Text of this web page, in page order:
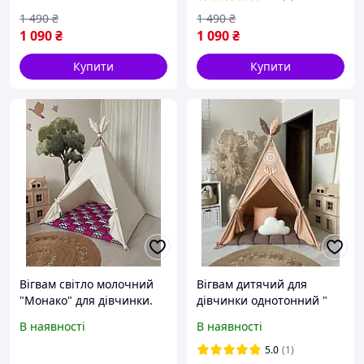
дитячий, аксесуари
бірюзовий.
1 090₴
1 490 ₴
Купити
принцеси для ігор
1 090₴
1 490 ₴
Купити
Вігвам світло молочний
"Монако" для дівчинки.
Будинок принцеси для
В наявності
Вігвам дитячий для
дівчинки однотонний "
Палатка, шатро,
будиночок для ігор
В наявності
5.0 (1)